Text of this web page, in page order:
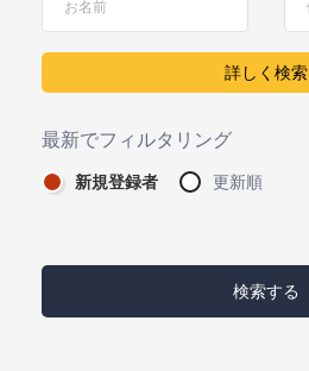
詳しく検索
最新でフィルタリング
新規登録者 更新順
検索する